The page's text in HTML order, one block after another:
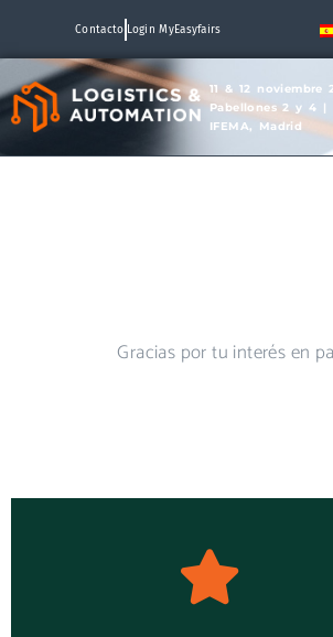
Contacto Login MyEasyfairs
11 & 12 noviembre
Pabellones 2 y 4 |
IFEMA, Madrid
Gracias por tu interés en